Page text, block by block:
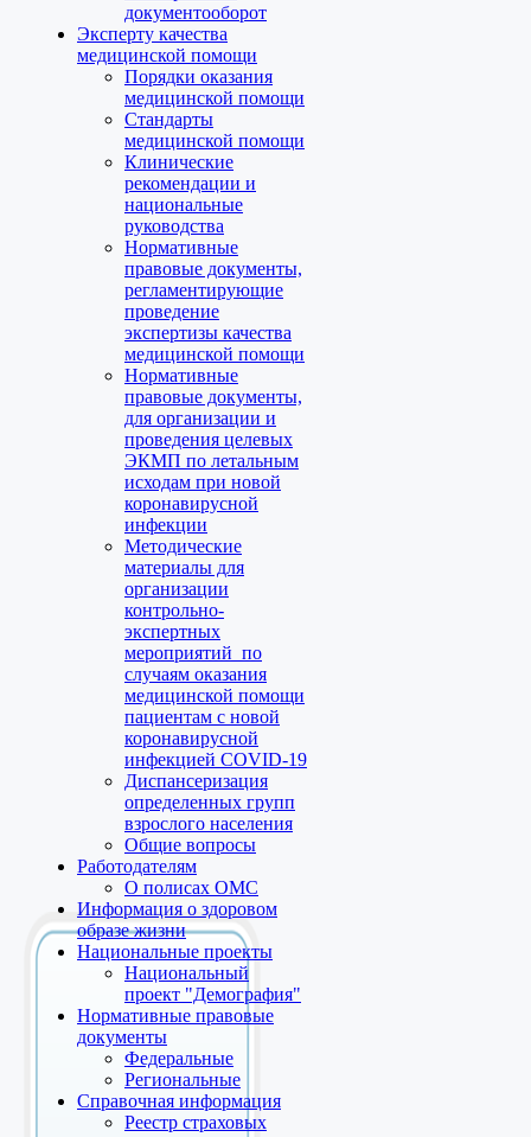
документооборот
Эксперту качества
медицинской помощи
Порядки оказания
медицинской помощи
Стандарты
медицинской помощи
Клинические
рекомендации и
национальные
руководства
Нормативные
правовые документы,
регламентирующие
проведение
экспертизы качества
медицинской помощи
Нормативные
правовые документы,
для организации и
проведения целевых
ЭКМП по летальным
исходам при новой
коронавирусной
инфекции
Методические
материалы для
организации
контрольно-
экспертных
мероприятий по
случаям оказания
медицинской помощи
пациентам с новой
коронавирусной
инфекцией COVID-19
Диспансеризация
определенных групп
взрослого населения
Общие вопросы
Работодателям
О полисах ОМС
Информация о здоровом
образе жизни
Национальные проекты
Национальный
проект "Демография"
Нормативные правовые
документы
Федеральные
Региональные
Справочная информация
Реестр страховых